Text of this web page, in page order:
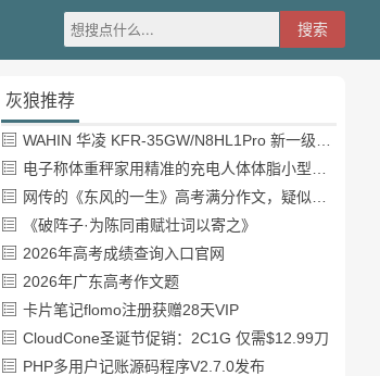
灰狼推荐
WAHIN 华凌 KFR-35GW/N8HL1Pro 新一级能效 壁挂式空调 1.5匹
电子称体重秤家用精准的充电人体体脂小型称重支持HUAWEI HiLink
网传的《东风的一生》高考满分作文，疑似自媒体或其他渠道炒作
《破阵子·为陈同甫赋壮词以寄之》
2026年高考成绩查询入口官网
2026年广东高考作文题
卡片笔记flomo注册获赠28天VIP
CloudCone圣诞节促销：2C1G 仅需$12.99刀
PHP多用户记账源码程序V2.7.0发布